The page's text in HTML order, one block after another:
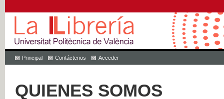
Principal Contáctenos Acceder
QUIENES SOMOS